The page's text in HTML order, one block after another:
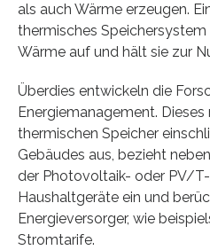
als auch Wärme erzeugen.
thermisches
Wärme auf und hält sie zur
Überdies entwickeln die
Energiemanagement.
thermischen Speicher
Gebäudes aus, bezieht
der Photovoltaik- oder PV/
Haushaltgeräte ein und
Energieversorger, wie
Stromtarife.